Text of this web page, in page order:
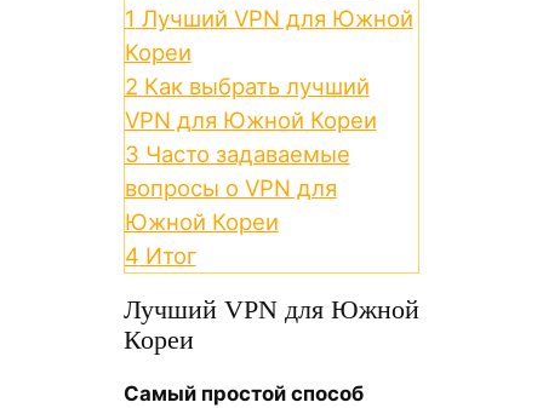
1 Лучший VPN для Южной
Кореи
2 Как выбрать лучший
VPN для Южной Кореи
3 Часто задаваемые
вопросы о VPN для
Южной Кореи
4 Итог
Лучший VPN для Южной
Кореи
Самый простой способ